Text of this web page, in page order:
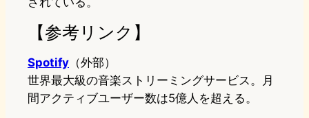
【参考リンク】
Spotify （外部）
世界最大級の音楽ストリーミングサービス。月
間アクティブユーザー数は5億人を超える。